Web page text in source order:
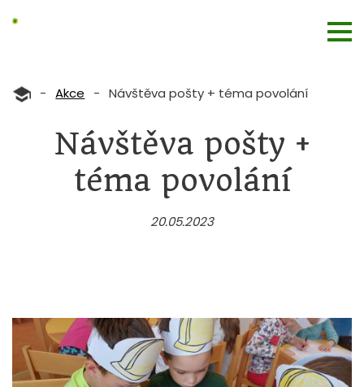
- Akce - Návštěva pošty + téma povolání
Návštěva pošty +
téma povolání
20.05.2023